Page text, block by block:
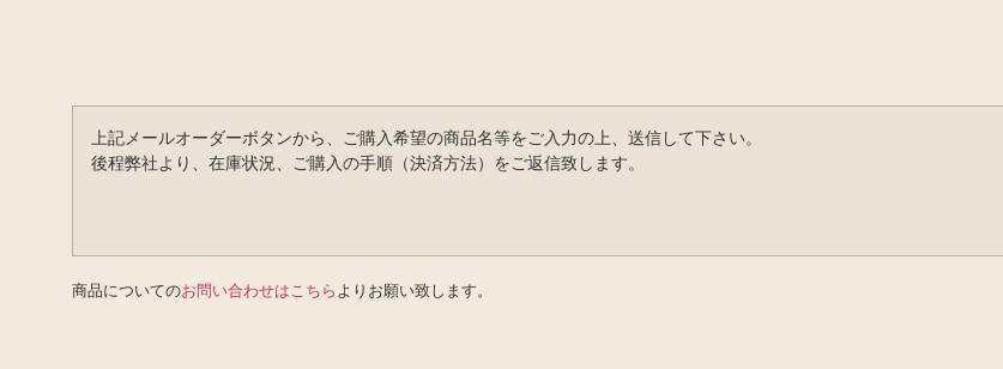
上記メールオーダーボタンから、ご購入希望の商品名等をご入力の上、送信して下さい。
後程弊社より、在庫状況、ご購入の手順（決済方法）をご返信致します。
商品についてのお問い合わせはこちら よりお願い致します。